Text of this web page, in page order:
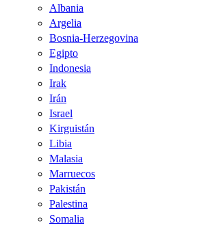
Albania
Argelia
Bosnia-Herzegovina
Egipto
Indonesia
Irak
Irán
Israel
Kirguistán
Libia
Malasia
Marruecos
Pakistán
Palestina
Somalia